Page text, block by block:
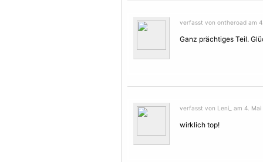
verfasst von ontheroad am
Ganz prächtiges Teil.
verfasst von Leni_ am 4. Mai
wirklich top!